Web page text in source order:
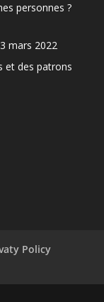
personnes ?
mars 2022
et des patrons
Policy